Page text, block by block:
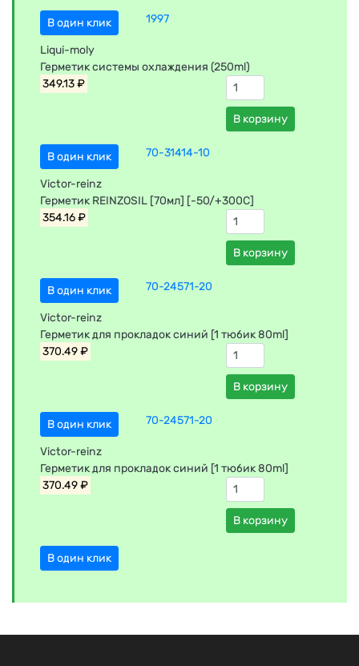
В один клик 1997
Liqui-moly
Герметик системы охлаждения (250ml)
349.13 ₽
В корзину
В один клик 70-31414-10
Victor-reinz
Герметик REINZOSIL [70мл] [-50/+300С]
354.16 ₽
В корзину
В один клик 70-24571-20
Victor-reinz
Герметик для прокладок синий [1 тюбик 80ml]
370.49 ₽
В корзину
В один клик 70-24571-20
Victor-reinz
Герметик для прокладок синий [1 тюбик 80ml]
370.49 ₽
В корзину
В один клик